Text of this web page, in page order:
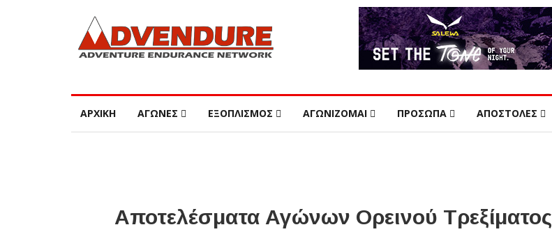
ΑΡΧΙΚΗ ΑΓΩΝΕΣ ΕΞΟΠΛΙΣΜΟΣ ΑΓΩΝΙΖΟΜΑΙ ΠΡΟΣΩΠΑ ΑΠΟΣΤΟΛΕΣ
Αποτελέσματα Αγώνων Ορεινού Τρεξίματος